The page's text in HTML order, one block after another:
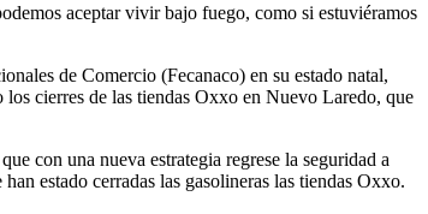
aceptar vivir bajo fuego, como si estuviéramos
de Comercio (Fecanaco) en su estado natal,
cierres de las tiendas Oxxo en Nuevo Laredo, que
con una nueva estrategia regrese la seguridad a
estado cerradas las gasolineras las tiendas Oxxo.